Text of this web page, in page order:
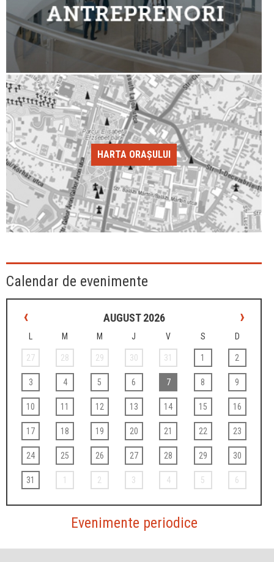
HARTA ORAȘULUI
Calendar de evenimente
‹ AUGUST 2026 ›
L M M J V S D
27 28 29 30 31 1 2
3 4 5 6 7 8 9
10 11 12 13 14 15 16
17 18 19 20 21 22 23
24 25 26 27 28 29 30
31 1 2 3 4 5 6
Evenimente periodice